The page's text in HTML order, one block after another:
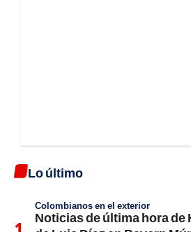
Lo último
Colombianos en el exterior
Noticias de última hora de